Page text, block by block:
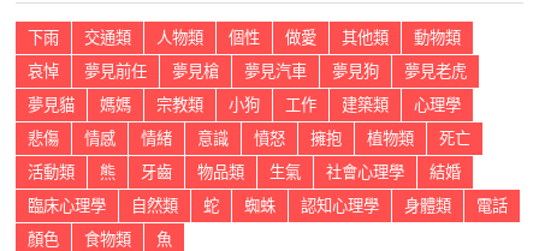
下雨 交通類 人物類 個性 做愛 其他類
動物類
哀悼
夢見前任 夢見槍 夢見汽車 夢見狗
夢見老虎
夢見貓
媽媽 宗教類 小狗 工作 建築類
心理學
悲傷
情感 情緒 意識 憤怒 擁抱 植物類
死亡
活動類
熊 牙齒 物品類 生氣 社會心理學
結婚
臨床心理學
自然類 蛇 蜘蛛 認知心理學 身體類
電話
顏色
食物類 魚